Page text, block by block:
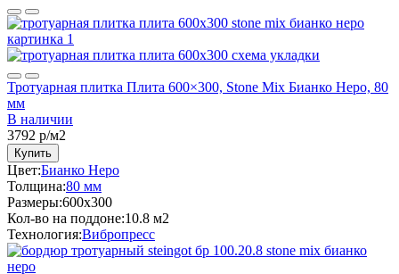
Тротуарная плитка Плита 600×300, Stone Mix Бианко Неро, 80
мм
В наличии
3792 р/м2
Купить
Цвет:Бианко Неро
Толщина:80 мм
Размеры:600x300
Кол-во на поддоне:10.8 м2
Технология:Вибропресс